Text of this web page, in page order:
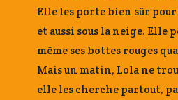
Elle les porte bien sûr
et aussi sous la neige. Elle
même ses bottes rouges
Mais un matin, Lola ne
elle les cherche partout,